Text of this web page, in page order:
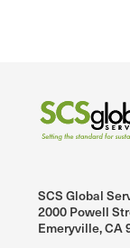
SCS Global
2000 Powell
Emeryville, CA